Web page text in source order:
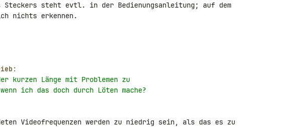
Steckers steht evtl. in der Bedienungsanleitung; auf dem
nichts erkennen.
kurzen Länge mit Problemen zu
ich das doch durch Löten mache?
Videofrequenzen werden zu niedrig sein, als das es zu